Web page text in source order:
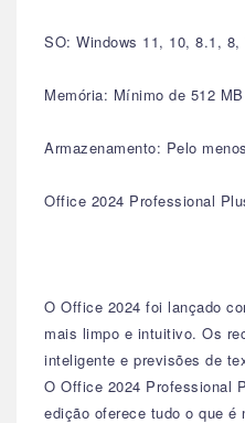
SO: Windows 11, 10, 8.1,
Memória: Mínimo de 512
Armazenamento: Pelo
Office 2024 Professional
O Office 2024 foi lançado
mais limpo e intuitivo. Os
inteligente e previsões de
O Office 2024 Professional
edição oferece tudo o que